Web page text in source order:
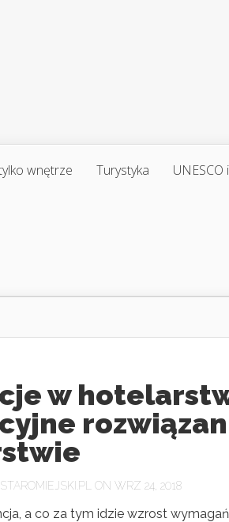
wnętrze Turystyka
w
ON WRZ 24, 2018
a co za tym idzie wzrost